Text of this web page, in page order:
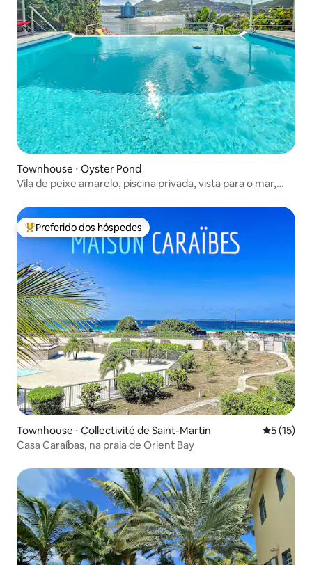
Townhouse ⋅ Oyster Pond
Vila de peixe amarelo, piscina privada, vista para o mar,
Entre os melhores preferidos dos hóspedes
Preferido dos hóspedes
Townhouse ⋅ Collectivité de Saint-Martin 5 de uma
5 (15)
Casa Caraíbas, na praia de Orient Bay